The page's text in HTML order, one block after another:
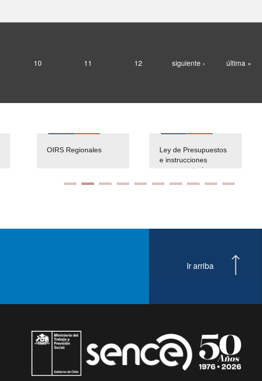
10 11 12 siguiente › última »
OIRS Regionales
Ley de Presupuestos
e instrucciones
presuspuetarias
Ir arriba